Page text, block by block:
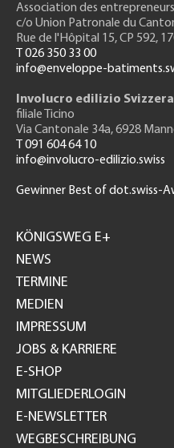
Association des entrepreneurs
c/o Union Patronale du
Rue de l'Hôpital 15, CP 592,
T 026 350 33 00
info@enveloppe-
Involucro edilizio Svizzera
filiale Ticino
Via Cantonale 34a, 6928
T 091 604 64 10
info@involucro-edilizio.swiss
Gewinner Best of dot.swiss-
GH
KÖNIGSWEG E+
NEWS
TERMINE
MEDIEN
IMPRESSUM
JOBS & KARRIERE
E-SHOP
MITGLIEDERLOGIN
E-NEWSLETTER
WEGBESCHREIBUNG